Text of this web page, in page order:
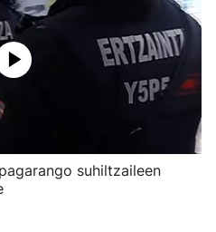
suhiltzaileen